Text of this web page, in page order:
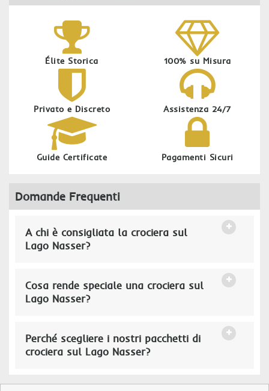
Élite Storica 100% su Misura
Privato e Discreto Assistenza 24/7
Guide Certificate Pagamenti Sicuri
Domande Frequenti
A chi è consigliata la crociera sul
Lago Nasser?
Cosa rende speciale una crociera sul
Lago Nasser?
Perché scegliere i nostri pacchetti di
crociera sul Lago Nasser?